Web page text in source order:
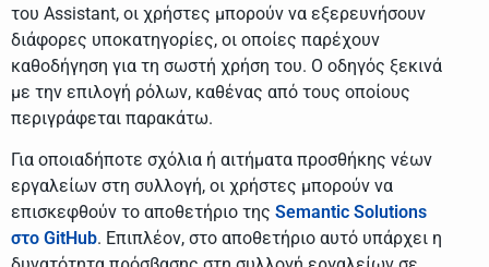
του Assistant, οι χρήστες μπορούν να εξερευνήσουν
διάφορες υποκατηγορίες, οι οποίες παρέχουν
καθοδήγηση για τη σωστή χρήση του. Ο οδηγός ξεκινά
με την επιλογή ρόλων, καθένας από τους οποίους
περιγράφεται παρακάτω.
Για οποιαδήποτε σχόλια ή αιτήματα προσθήκης νέων
εργαλείων στη συλλογή, οι χρήστες μπορούν να
επισκεφθούν το αποθετήριο της Semantic Solutions
στο GitHub. Επιπλέον, στο αποθετήριο αυτό υπάρχει η